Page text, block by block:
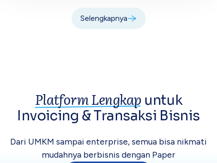
Selengkapnya
Platform Lengkap untuk
Invoicing &Transaksi Bisnis
Dari UMKM sampai enterprise, semua bisa nikmati
mudahnya berbisnis dengan Paper